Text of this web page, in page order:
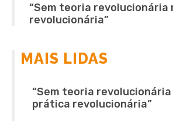
“Sem teoria revolucionária
revolucionária”
MAIS LIDAS
“Sem teoria revolucionária
prática revolucionária”